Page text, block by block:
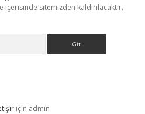
sitemizden kaldırılacaktır.
için admin